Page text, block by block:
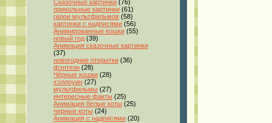
Сказочные картинки (76)
прикольные картинки (61)
герои мультфильмов (58)
картинки с надписями (56)
Анимированные кошки (55)
новый год (39)
Анимация сказочные картинки
(37)
новогодние открытки (36)
фэнтези (28)
Чёрные кошки (28)
хэллоуин (27)
мультфильмы (27)
интересные факты (25)
Анимация белые коты (25)
черные коты (24)
Анимация с надписями (20)